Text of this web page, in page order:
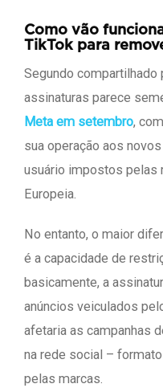
Como vão
TikTok para
Segundo
assinaturas parece
Meta em setembro,
sua operação aos
usuário impostos pelas
Europeia.
No entanto, o maior
é a capacidade de
basicamente, a
anúncios veiculados
afetaria as campanhas
na rede social –
pelas marcas.